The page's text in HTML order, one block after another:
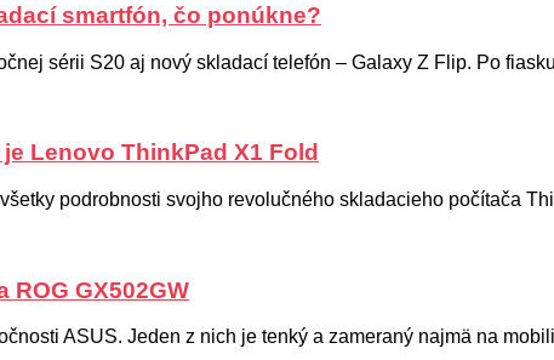
smartfón, čo ponúkne?
sérii S20 aj nový skladací telefón – Galaxy Z Flip. Po
Lenovo ThinkPad X1 Fold
podrobnosti svojho revolučného skladacieho počítača
ROG GX502GW
ASUS. Jeden z nich je tenký a zameraný najmä na